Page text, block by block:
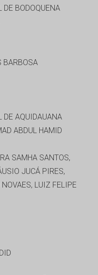
DE BODOQUENA
BARBOSA
DE AQUIDAUANA
ABDUL HAMID
SAMHA SANTOS,
JUCÁ PIRES,
LUIZ FELIPE